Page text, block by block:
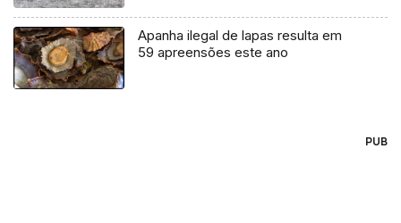
Apanha ilegal de lapas resulta em
59 apreensões este ano
PUB